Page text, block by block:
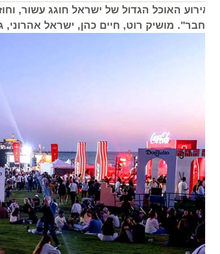
האוכל הגדול של ישראל חוגג עשור, וחוזר
מושיק רוט, חיים כהן, ישראל אהרוני,